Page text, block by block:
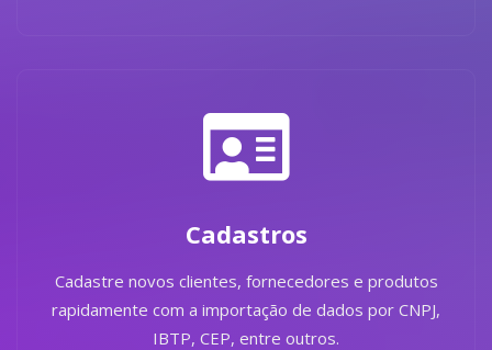
Cadastros
Cadastre novos clientes, fornecedores e produtos
rapidamente com a importação de dados por CNPJ,
IBTP, CEP, entre outros.